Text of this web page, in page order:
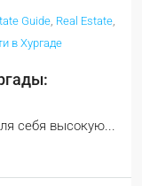
Guide, Real Estate,
в Хургаде
себя высокую...